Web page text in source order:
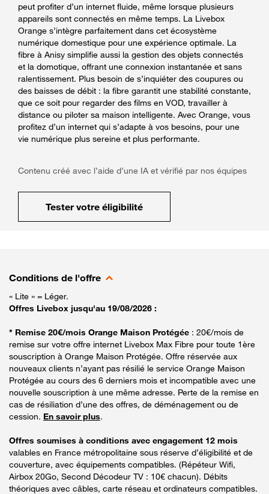
peut profiter d’un internet fluide, même lorsque plusieurs
appareils sont connectés en même temps. La Livebox
Orange s’intègre parfaitement dans cet écosystème
numérique domestique pour une expérience optimale. La
fibre à Anisy simplifie aussi la gestion des objets connectés
et la domotique, offrant une connexion instantanée et sans
ralentissement. Plus besoin de s’inquiéter des coupures ou
des baisses de débit : la fibre garantit une stabilité constante,
que ce soit pour regarder des films en VOD, travailler à
distance ou piloter sa maison intelligente. Avec Orange, vous
profitez d’un internet qui s’adapte à vos besoins, pour une
vie numérique plus sereine et plus performante.
Contenu créé avec l’aide d’une IA et vérifié par nos équipes
Tester votre éligibilité
Conditions de l'offre
« Lite » = Léger.
Offres Livebox jusqu'au 19/08/2026 :
* Remise 20€/mois Orange Maison Protégée : 20€/mois de
remise sur votre offre internet Livebox Max Fibre pour toute 1ère
souscription à Orange Maison Protégée. Offre réservée aux
nouveaux clients n’ayant pas résilié le service Orange Maison
Protégée au cours des 6 derniers mois et incompatible avec une
nouvelle souscription à une même adresse. Perte de la remise en
cas de résiliation d’une des offres, de déménagement ou de
cession. En savoir plus.
Offres soumises à conditions avec engagement 12 mois
valables en France métropolitaine sous réserve d’éligibilité et de
couverture, avec équipements compatibles. (Répéteur Wifi,
Airbox 20Go, Second Décodeur TV : 10€ chacun). Débits
théoriques avec câbles, carte réseau et ordinateurs compatibles.